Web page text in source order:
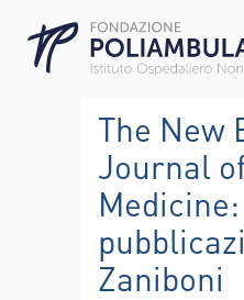
The New
Journal
Zaniboni